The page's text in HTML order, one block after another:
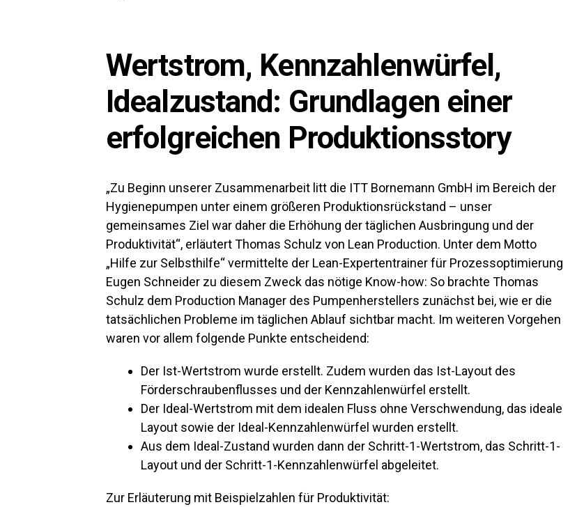
Wertstrom, Kennzahlenwürfel,
Idealzustand: Grundlagen einer
erfolgreichen Produktionsstory
„Zu Beginn unserer Zusammenarbeit litt die ITT Bornemann GmbH im Bereich der
Hygienepumpen unter einem größeren Produktionsrückstand – unser
gemeinsames Ziel war daher die Erhöhung der täglichen Ausbringung und der
Produktivität“, erläutert Thomas Schulz von Lean Production. Unter dem Motto
„Hilfe zur Selbsthilfe“ vermittelte der Lean-Expertentrainer für Prozessoptimierung
Eugen Schneider zu diesem Zweck das nötige Know-how: So brachte Thomas
Schulz dem Production Manager des Pumpenherstellers zunächst bei, wie er die
tatsächlichen Probleme im täglichen Ablauf sichtbar macht. Im weiteren Vorgehen
waren vor allem folgende Punkte entscheidend:
Der Ist-Wertstrom wurde erstellt. Zudem wurden das Ist-Layout des
Förderschraubenflusses und der Kennzahlenwürfel erstellt.
Der Ideal-Wertstrom mit dem idealen Fluss ohne Verschwendung, das ideale
Layout sowie der Ideal-Kennzahlenwürfel wurden erstellt.
Aus dem Ideal-Zustand wurden dann der Schritt-1-Wertstrom, das Schritt-1-
Layout und der Schritt-1-Kennzahlenwürfel abgeleitet.
Zur Erläuterung mit Beispielzahlen für Produktivität: